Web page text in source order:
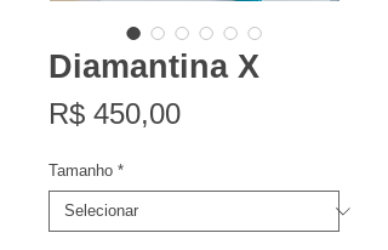
Diamantina X
R$ 450,00Preço
Tamanho *